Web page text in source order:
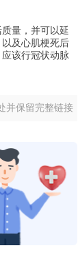
量，并可以延
及心肌梗死后
该行冠状动脉
并保留完整链接